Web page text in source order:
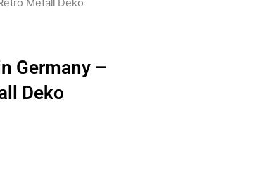
Metall Deko
Germany –
Deko